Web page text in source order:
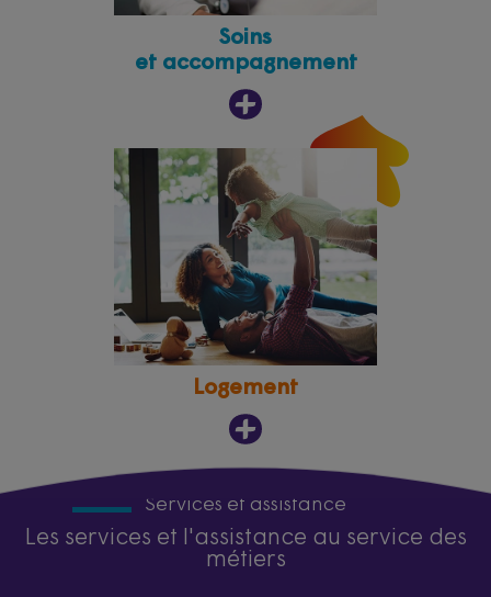
Soins
et accompagnement
Logement
Services et assistance
Les services et l'assistance au service des
métiers